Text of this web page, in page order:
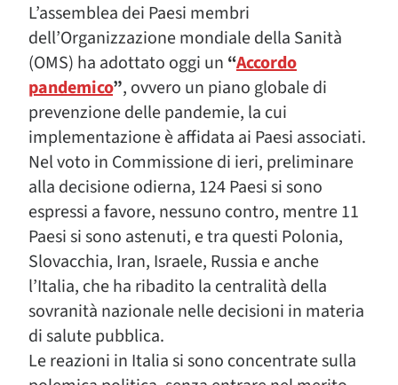
L’assemblea dei Paesi membri
dell’Organizzazione mondiale della Sanità
(OMS) ha adottato oggi un “Accordo
pandemico”, ovvero un piano globale di
prevenzione delle pandemie, la cui
implementazione è affidata ai Paesi associati.
Nel voto in Commissione di ieri, preliminare
alla decisione odierna, 124 Paesi si sono
espressi a favore, nessuno contro, mentre 11
Paesi si sono astenuti, e tra questi Polonia,
Slovacchia, Iran, Israele, Russia e anche
l’Italia, che ha ribadito la centralità della
sovranità nazionale nelle decisioni in materia
di salute pubblica.
Le reazioni in Italia si sono concentrate sulla